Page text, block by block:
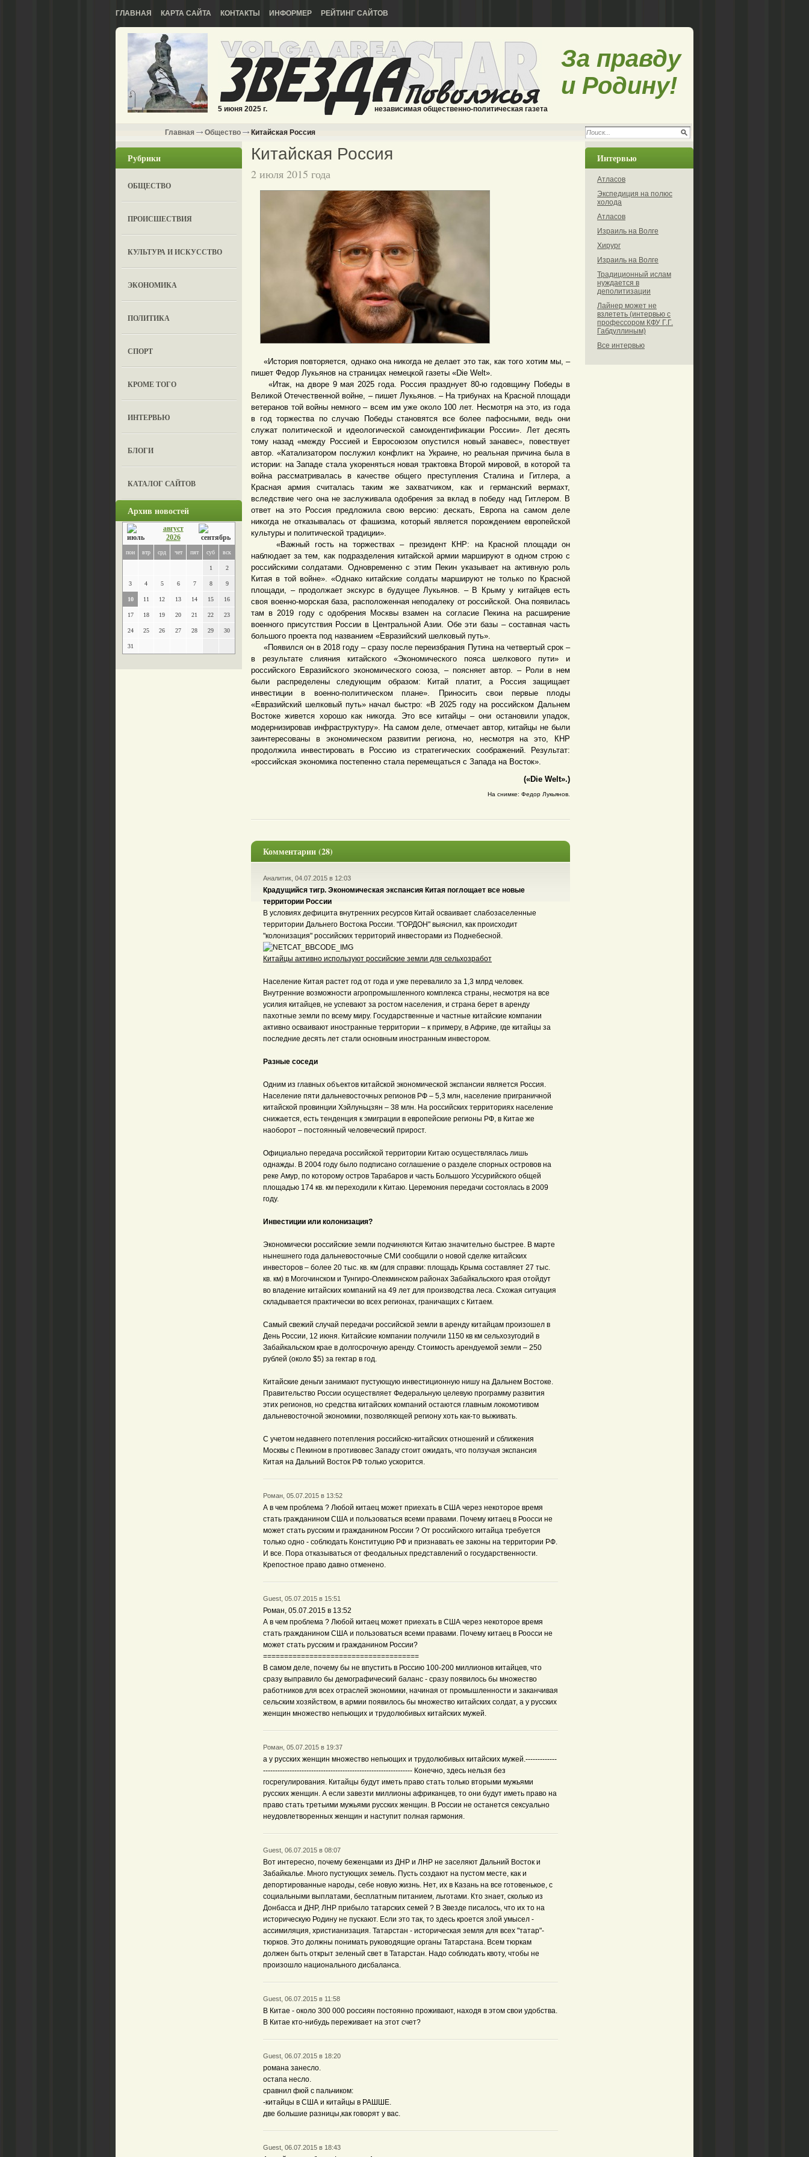
ГЛАВНАЯ КАРТА САЙТА КОНТАКТЫ ИНФОРМЕР РЕЙТИНГ САЙТОВ
5 июня 2025 г. независимая общественно-политическая газета
За правду
и Родину!
Главная Общество Китайская Россия
Рубрики
ОБЩЕСТВО
ПРОИСШЕСТВИЯ
КУЛЬТУРА И ИСКУССТВО
ЭКОНОМИКА
ПОЛИТИКА
СПОРТ
КРОМЕ ТОГО
ИНТЕРВЬЮ
БЛОГИ
КАТАЛОГ САЙТОВ
Архив новостей
август
2026
пон втр срд чет пят суб вск
1 2
3 4 5 6 7 8 9
10 11 12 13 14 15 16
17 18 19 20 21 22 23
24 25 26 27 28 29 30
31
Китайская Россия
2 июля 2015 года
«История повторяется, однако она никогда не делает это так, как того хотим мы, –
пишет Федор Лукьянов на страницах немецкой газеты «Die Welt».
«Итак, на дворе 9 мая 2025 года. Россия празднует 80-ю годовщину Победы в
Великой Отечественной войне, – пишет Лукьянов. – На трибунах на Красной площади
ветеранов той войны немного – всем им уже около 100 лет. Несмотря на это, из года
в год торжества по случаю Победы становятся все более пафосными, ведь они
служат политической и идеологической самоидентификации России». Лет десять
тому назад «между Россией и Евросоюзом опустился новый занавес», повествует
автор. «Катализатором послужил конфликт на Украине, но реальная причина была в
истории: на Западе стала укореняться новая трактовка Второй мировой, в которой та
война рассматривалась в качестве общего преступления Сталина и Гитлера, а
Красная армия считалась таким же захватчиком, как и германский вермахт,
вследствие чего она не заслуживала одобрения за вклад в победу над Гитлером. В
ответ на это Россия предложила свою версию: дескать, Европа на самом деле
никогда не отказывалась от фашизма, который является порождением европейской
культуры и политической традиции».
«Важный гость на торжествах – президент КНР: на Красной площади он
наблюдает за тем, как подразделения китайской армии маршируют в одном строю с
российскими солдатами. Одновременно с этим Пекин указывает на активную роль
Китая в той войне». «Однако китайские солдаты маршируют не только по Красной
площади, – продолжает экскурс в будущее Лукьянов. – В Крыму у китайцев есть
своя военно-морская база, расположенная неподалеку от российской. Она появилась
там в 2019 году с одобрения Москвы взамен на согласие Пекина на расширение
военного присутствия России в Центральной Азии. Обе эти базы – составная часть
большого проекта под названием «Евразийский шелковый путь».
«Появился он в 2018 году – сразу после переизбрания Путина на четвертый срок –
в результате слияния китайского «Экономического пояса шелкового пути» и
российского Евразийского экономического союза, – поясняет автор. – Роли в нем
были распределены следующим образом: Китай платит, а Россия защищает
инвестиции в военно-политическом плане». Приносить свои первые плоды
«Евразийский шелковый путь» начал быстро: «В 2025 году на российском Дальнем
Востоке живется хорошо как никогда. Это все китайцы – они остановили упадок,
модернизировав инфраструктуру». На самом деле, отмечает автор, китайцы не были
заинтересованы в экономическом развитии региона, но, несмотря на это, КНР
продолжила инвестировать в Россию из стратегических соображений. Результат:
«российская экономика постепенно стала перемещаться с Запада на Восток».
(«Die Welt».)
На снимке: Федор Лукьянов.
Комментарии (28)
Аналитик, 04.07.2015 в 12:03
Крадущийся тигр. Экономическая экспансия Китая поглощает все новые
территории России
В условиях дефицита внутренних ресурсов Китай осваивает слабозаселенные
территории Дальнего Востока России. "ГОРДОН" выяснил, как происходит
"колонизация" российских территорий инвесторами из Поднебесной.
Китайцы активно используют российские земли для сельхозработ
Население Китая растет год от года и уже перевалило за 1,3 млрд человек.
Внутренние возможности агропромышленного комплекса страны, несмотря на все
усилия китайцев, не успевают за ростом населения, и страна берет в аренду
пахотные земли по всему миру. Государственные и частные китайские компании
активно осваивают иностранные территории – к примеру, в Африке, где китайцы за
последние десять лет стали основным иностранным инвестором.
Разные соседи
Одним из главных объектов китайской экономической экспансии является Россия.
Население пяти дальневосточных регионов РФ – 5,3 млн, население приграничной
китайской провинции Хэйлуньцзян – 38 млн. На российских территориях население
снижается, есть тенденция к эмиграции в европейские регионы РФ, в Китае же
наоборот – постоянный человеческий прирост.
Официально передача российской территории Китаю осуществлялась лишь
однажды. В 2004 году было подписано соглашение о разделе спорных островов на
реке Амур, по которому остров Тарабаров и часть Большого Уссурийского общей
площадью 174 кв. км переходили к Китаю. Церемония передачи состоялась в 2009
году.
Инвестиции или колонизация?
Экономически российские земли подчиняются Китаю значительно быстрее. В марте
нынешнего года дальневосточные СМИ сообщили о новой сделке китайских
инвесторов – более 20 тыс. кв. км (для справки: площадь Крыма составляет 27 тыс.
кв. км) в Могочинском и Тунгиро-Олекминском районах Забайкальского края отойдут
во владение китайских компаний на 49 лет для производства леса. Схожая ситуация
складывается практически во всех регионах, граничащих с Китаем.
Самый свежий случай передачи российской земли в аренду китайцам произошел в
День России, 12 июня. Китайские компании получили 1150 кв км сельхозугодий в
Забайкальском крае в долгосрочную аренду. Стоимость арендуемой земли – 250
рублей (около $5) за гектар в год.
Китайские деньги занимают пустующую инвестиционную нишу на Дальнем Востоке.
Правительство России осуществляет Федеральную целевую программу развития
этих регионов, но средства китайских компаний остаются главным локомотивом
дальневосточной экономики, позволяющей региону хоть как-то выживать.
С учетом недавнего потепления российско-китайских отношений и сближения
Москвы с Пекином в противовес Западу стоит ожидать, что ползучая экспансия
Китая на Дальний Восток РФ только ускорится.
Роман, 05.07.2015 в 13:52
А в чем проблема ? Любой китаец может приехать в США через некоторое время
стать гражданином США и пользоваться всеми правами. Почему китаец в Роосси не
может стать русским и гражданином России ? От российского китайца требуется
только одно - соблюдать Конституцию РФ и признавать ее законы на территории РФ.
И все. Пора отказываться от феодальных представлений о государственности.
Крепостное право давно отменено.
Guest, 05.07.2015 в 15:51
Роман, 05.07.2015 в 13:52
А в чем проблема ? Любой китаец может приехать в США через некоторое время
стать гражданином США и пользоваться всеми правами. Почему китаец в Роосси не
может стать русским и гражданином России?
=====================================
В самом деле, почему бы не впустить в Россию 100-200 миллионов китайцев, что
сразу выправило бы демографический баланс - сразу появилось бы множество
работников для всех отраслей экономики, начиная от промышленности и заканчивая
сельским хозяйством, в армии появилось бы множество китайских солдат, а у русских
женщин множество непьющих и трудолюбивых китайских мужей.
Роман, 05.07.2015 в 19:37
а у русских женщин множество непьющих и трудолюбивых китайских мужей.-------------
-------------------------------------------------------------- Конечно, здесь нельзя без
госрегулирования. Китайцы будут иметь право стать только вторыми мужьями
русских женщин. А если завезти миллионы африканцев, то они будут иметь право на
право стать третьими мужьями русских женщин. В России не останется сексуально
неудовлетворенных женщин и наступит полная гармония.
Guest, 06.07.2015 в 08:07
Вот интересно, почему беженцами из ДНР и ЛНР не заселяют Дальний Восток и
Забайкалье. Много пустующих земель. Пусть создают на пустом месте, как и
депортированные народы, себе новую жизнь. Нет, их в Казань на все готовенькое, с
социальными выплатами, бесплатным питанием, льготами. Кто знает, сколько из
Донбасса и ДНР, ЛНР прибыло татарских семей ? В Звезде писалось, что их то на
историческую Родину не пускают. Если это так, то здесь кроется злой умысел -
ассимиляция, христианизация. Татарстан - историческая земля для всех "татар"-
тюрков. Это должны понимать руководящие органы Татарстана. Всем тюркам
должен быть открыт зеленый свет в Татарстан. Надо соблюдать квоту, чтобы не
произошло национального дисбаланса.
Guest, 06.07.2015 в 11:58
В Китае - около 300 000 россиян постоянно проживают, находя в этом свои удобства.
В Китае кто-нибудь переживает на этот счет?
Guest, 06.07.2015 в 18:20
романа занесло.
остапа несло.
сравнил фюй с пальчиком:
-китайцы в США и китайцы в РАШШЕ.
две большие разницы,как говорят у вас.
Guest, 06.07.2015 в 18:43
Интервью
Атласов
Экспедиция на полюс
холода
Атласов
Израиль на Волге
Хирург
Израиль на Волге
Традиционный ислам
нуждается в
деполитизации
Лайнер может не
взлететь (интервью с
профессором КФУ Г.Г.
Габдуллиным)
Все интервью